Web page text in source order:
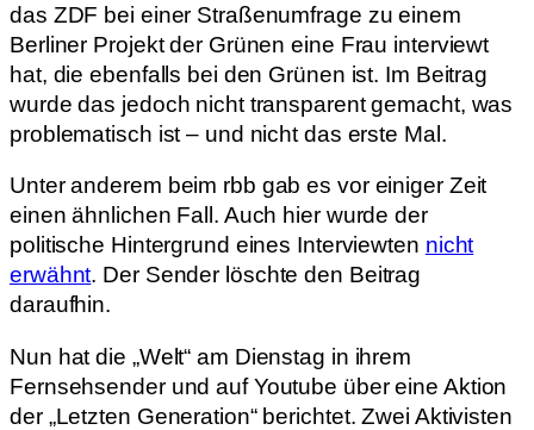
das ZDF bei einer Straßenumfrage zu einem
Berliner Projekt der Grünen eine Frau interviewt
hat, die ebenfalls bei den Grünen ist. Im Beitrag
wurde das jedoch nicht transparent gemacht, was
problematisch ist – und nicht das erste Mal.
Unter anderem beim rbb gab es vor einiger Zeit
einen ähnlichen Fall. Auch hier wurde der
politische Hintergrund eines Interviewten nicht
erwähnt. Der Sender löschte den Beitrag
daraufhin.
Nun hat die „Welt“ am Dienstag in ihrem
Fernsehsender und auf Youtube über eine Aktion
der „Letzten Generation“ berichtet. Zwei Aktivisten